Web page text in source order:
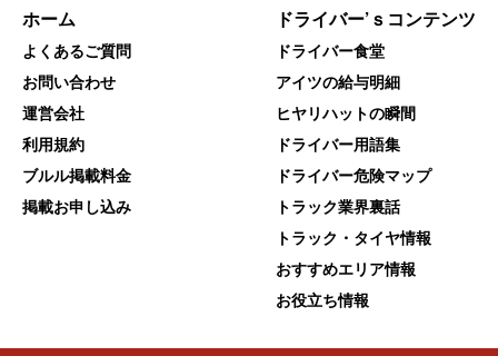
ホーム
よくあるご質問
お問い合わせ
運営会社
利用規約
ブルル掲載料金
掲載お申し込み
ドライバー’ｓコンテンツ
ドライバー食堂
アイツの給与明細
ヒヤリハットの瞬間
ドライバー用語集
ドライバー危険マップ
トラック業界裏話
トラック・タイヤ情報
おすすめエリア情報
お役立ち情報